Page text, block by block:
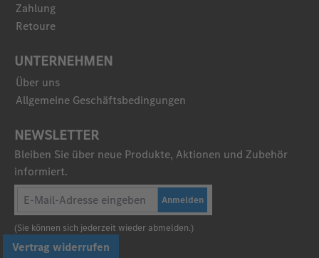
Zahlung
Retoure
UNTERNEHMEN
Über uns
Allgemeine Geschäftsbedingungen
NEWSLETTER
Bleiben Sie über neue Produkte, Aktionen und Zubehör
informiert.
Anmelden
(Sie können sich jederzeit wieder abmelden.)
Vertrag widerrufen